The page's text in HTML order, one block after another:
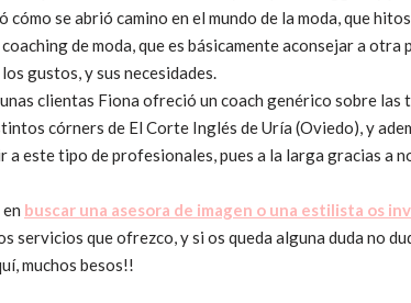
cómo se abrió camino en el mundo de la moda, que
de moda, que es básicamente aconsejar a
gustos, y sus necesidades.
clientas Fiona ofreció un coach genérico sobre las
córners de El Corte Inglés de Uría (Oviedo), y
a este tipo de profesionales, pues a la larga gracias a
buscar una asesora de imagen o una estilista os
servicios que ofrezco, y si os queda alguna duda no
muchos besos!!